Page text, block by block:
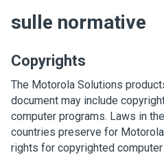
sulle normative
Copyrights
The Motorola Solutions
document may include
computer programs. Laws in
countries preserve for
rights for copyrighted